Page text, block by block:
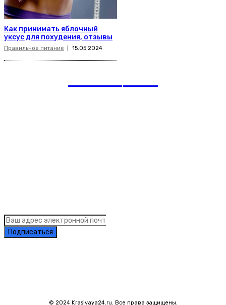
Как принимать яблочный
уксус для похудения, отзывы
Правильное питание 15.05.2024
Подписаться
© 2024 Krasivaya24.ru. Все права защищены.